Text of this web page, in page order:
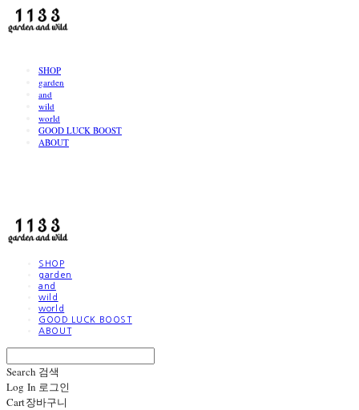
SHOP
garden
and
wild
world
GOOD LUCK BOOST
ABOUT
SHOP
garden
and
wild
world
GOOD LUCK BOOST
ABOUT
Search 검색
Log In 로그인
Cart장바구니